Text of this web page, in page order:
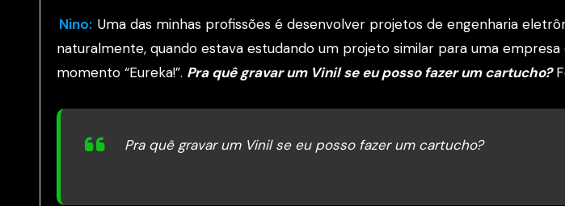
Nino: Uma das minhas profissões é desenvolver projetos de engenharia
naturalmente, quando estava estudando um projeto similar para uma
momento “Eureka!”. Pra quê gravar um Vinil se eu posso fazer um cartucho?
Pra quê gravar um Vinil se eu posso fazer um cartucho?